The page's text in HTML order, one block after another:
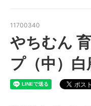
11700340
やちむん
プ（中）